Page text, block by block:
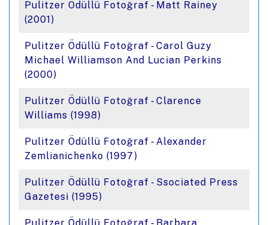
Pulitzer Ödüllü Fotoğraf - Matt Rainey
(2001)
Pulitzer Ödüllü Fotoğraf - Carol Guzy
Michael Williamson And Lucian Perkins
(2000)
Pulitzer Ödüllü Fotoğraf - Clarence
Williams (1998)
Pulitzer Ödüllü Fotoğraf - Alexander
Zemlianichenko (1997)
Pulitzer Ödüllü Fotoğraf - Ssociated Press
Gazetesi (1995)